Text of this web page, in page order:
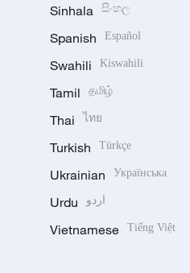
Sinhala සිංහල
Spanish Español
Swahili Kiswahili
Tamil தமிழ்
Thai ไทย
Turkish Türkçe
Ukrainian Українська
Urdu اردو
Vietnamese Tiếng Việt